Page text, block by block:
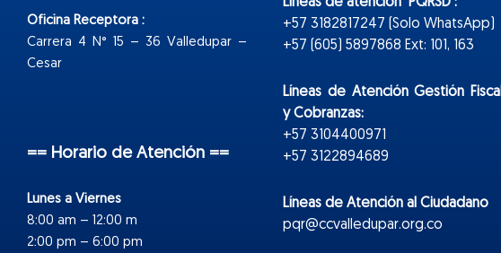
Oficina Receptora :
Carrera 4 N° 15 – 36 Valledupar –
Cesar
== Horario de Atención ==
Lunes a Viernes
8:00 am – 12:00 m
2:00 pm – 6:00 pm
+57 3182817247 (Solo WhatsApp)
+57 (605) 5897868 Ext: 101, 163
Líneas de Atención Gestión Fiscal
y Cobranzas:
+57 3104400971
+57 3122894689
Líneas de Atención al Ciudadano
pqr@ccvalledupar.org.co